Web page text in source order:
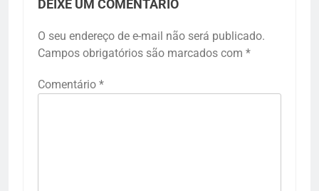
DEIXE UM COMENTÁRIO
O seu endereço de e-mail não será publicado.
Campos obrigatórios são marcados com *
Comentário *